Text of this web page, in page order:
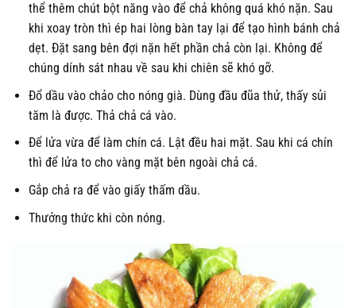
thể thêm chút bột năng vào để chả không quá khó nặn. Sau
khi xoay tròn thì ép hai lòng bàn tay lại để tạo hình bánh chả
dẹt. Đặt sang bên đợi nặn hết phần chả còn lại. Không để
chúng dính sát nhau về sau khi chiên sẽ khó gỡ.
Đổ dầu vào chảo cho nóng già. Dùng đầu đũa thử, thấy sủi
tăm là được. Thả chả cá vào.
Để lửa vừa để làm chín cá. Lật đều hai mặt. Sau khi cá chín
thì để lửa to cho vàng mặt bên ngoài chả cá.
Gắp chả ra để vào giấy thấm dầu.
Thưởng thức khi còn nóng.